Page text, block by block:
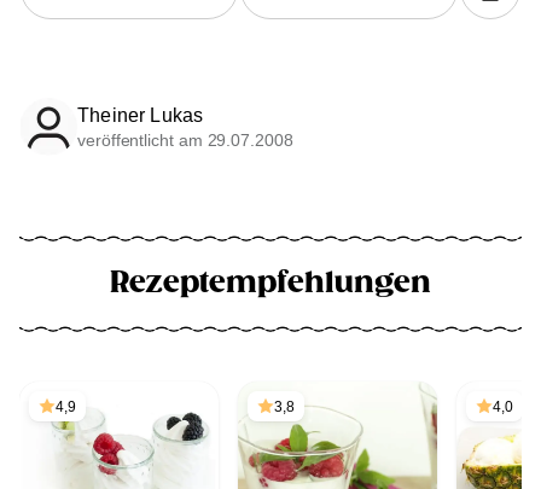
Theiner Lukas
veröffentlicht am 29.07.2008
Rezeptempfehlungen
4,9 3,8 4,0